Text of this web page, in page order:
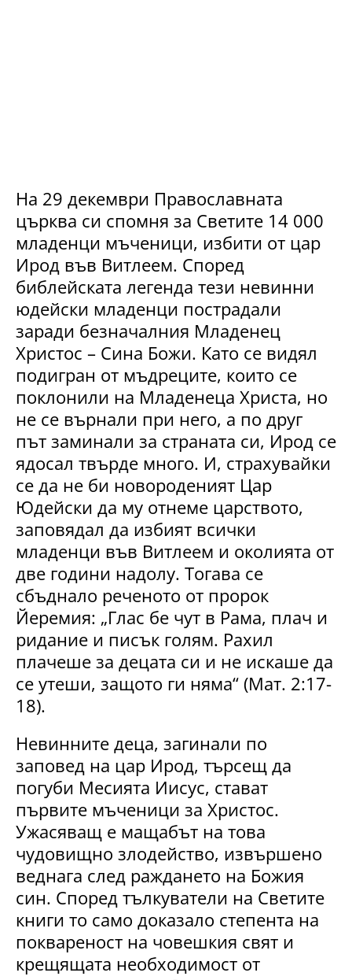
На 29 декември Православната
църква си спомня за Светите 14 000
младенци мъченици, избити от цар
Ирод във Витлеем. Според
библейската легенда тези невинни
юдейски младенци пострадали
заради безначалния Младенец
Христос – Сина Божи. Като се видял
подигран от мъдреците, които се
поклонили на Младенеца Христа, но
не се върнали при него, а по друг
път заминали за страната си, Ирод се
ядосал твърде много. И, страхувайки
се да не би новороденият Цар
Юдейски да му отнеме царството,
заповядал да избият всички
младенци във Витлеем и околията от
две години надолу. Тогава се
сбъднало реченото от пророк
Йеремия: „Глас бе чут в Рама, плач и
ридание и писък голям. Рахил
плачеше за децата си и не искаше да
се утеши, защото ги няма“ (Мат. 2:17-
18).
Невинните деца, загинали по
заповед на цар Ирод, търсещ да
погуби Месията Иисус, стават
първите мъченици за Христос.
Ужасяващ е мащабът на това
чудовищно злодейство, извършено
веднага след раждането на Божия
син. Според тълкуватели на Светите
книги то само доказало степента на
поквареност на човешкия свят и
крещящата необходимост от